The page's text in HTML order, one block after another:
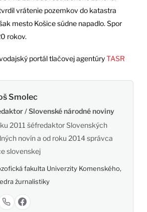
vrátenie pozemkov do katastra
mesto Košice súdne napadlo. Spor
rokov.
portál tlačovej agentúryTASR
Smolec
/ Slovenské národné noviny
2011 šéfredaktor Slovenských
novín a od roku 2014 správca
slovenskej
fakulta Univerzity Komenského,
žurnalistiky